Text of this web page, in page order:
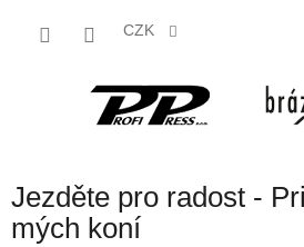
CZK
Jezděte pro radost -
mých koní